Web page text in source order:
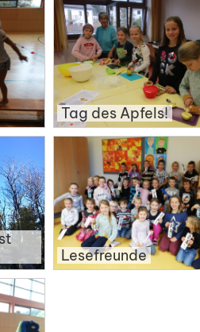
Tag des Apfels!
Lesefreunde